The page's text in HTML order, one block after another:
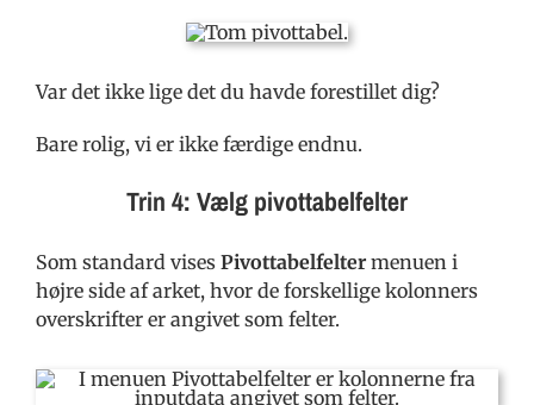
Var det ikke lige det du havde forestillet dig?
Bare rolig, vi er ikke færdige endnu.
Trin 4: Vælg pivottabelfelter
Som standard vises Pivottabelfeltermenuen i
højre side af arket, hvor de forskellige kolonners
overskrifter er angivet som felter.